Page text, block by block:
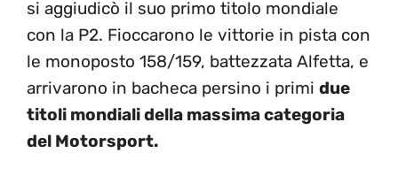
si aggiudicò il suo primo titolo mondiale
con la P2. Fioccarono le vittorie in pista con
le monoposto 158/159, battezzata Alfetta, e
arrivarono in bacheca persino i primi due
titoli mondiali della massima categoria
del Motorsport.